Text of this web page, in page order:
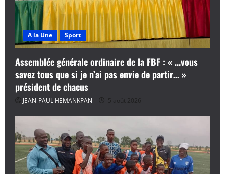
A la Une Sport
Assemblée générale ordinaire de la FBF : « …vous
savez tous que si je n’ai pas envie de partir… »
président de chacus
JEAN-PAUL HEMANKPAN 5 août 2026